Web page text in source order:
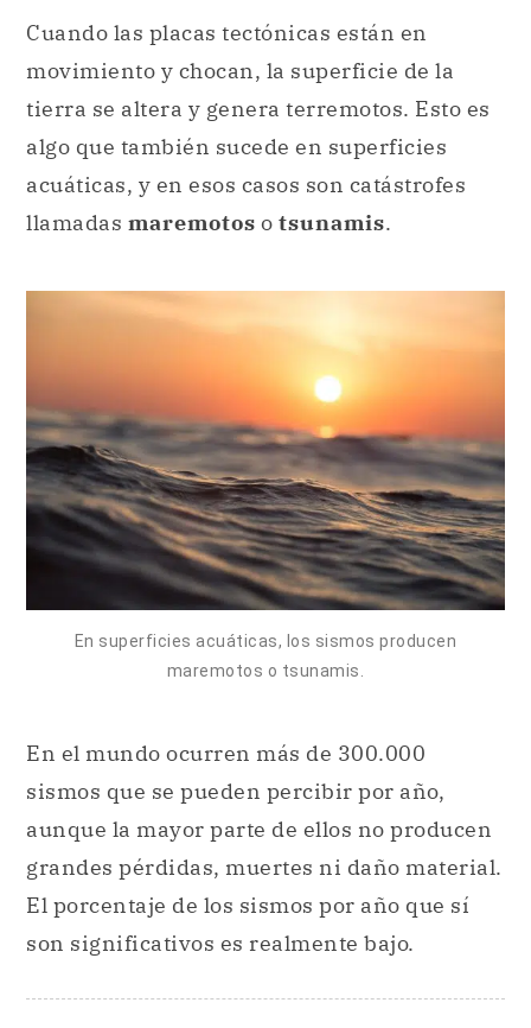
Cuando las placas tectónicas están en
movimiento y chocan, la superficie de la
tierra se altera y genera terremotos. Esto es
algo que también sucede en superficies
acuáticas, y en esos casos son catástrofes
llamadas maremotos o tsunamis.
En superficies acuáticas, los sismos producen
maremotos o tsunamis.
En el mundo ocurren más de 300.000
sismos que se pueden percibir por año,
aunque la mayor parte de ellos no producen
grandes pérdidas, muertes ni daño material.
El porcentaje de los sismos por año que sí
son significativos es realmente bajo.